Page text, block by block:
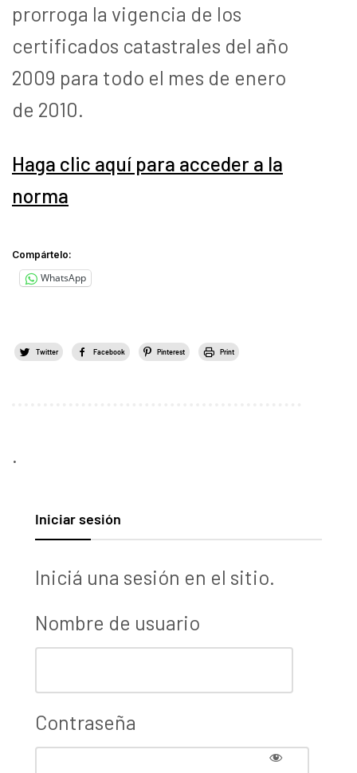
prorroga la vigencia de los
certificados catastrales del año
2009 para todo el mes de enero
de 2010.
Haga clic aquí para acceder a la
norma
Compártelo:
WhatsApp
Twitter Facebook Pinterest Print
.
Iniciar sesión
Iniciá una sesión en el sitio.
Nombre de usuario
Contraseña